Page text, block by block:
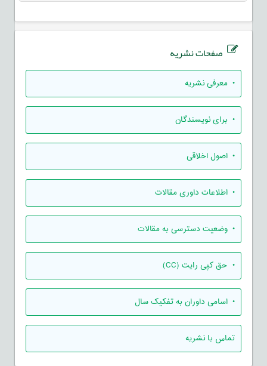
صفحات نشریه
• معرفی نشریه
• برای نویسندگان
• اصول اخلاقی
• اطلاعات داوری مقالات
• وضعیت دسترسی به مقالات
• حق کپی رایت (CC)
• اسامی داوران به تفکیک سال
تماس با نشریه